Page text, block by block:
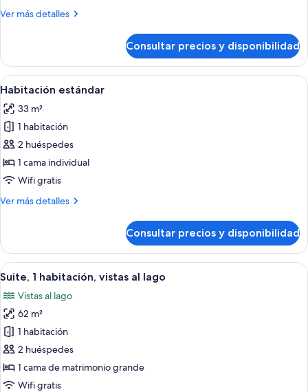
camas
Ver más detalles
Más
estándar,
camas
matrimonio
Consultar precios y disponibilidad
Abrir
todas
las
fotos
de
Habitación
estándar
Habitación de hotel con cama,
5
Habitación estándar
33 m²
1 habitación
2 huéspedes
1 cama individual
Wifi gratis
Ver más detalles
Más
estándar
Consultar precios y disponibilidad
Abrir
todas
las
fotos
de
Suite,
1
habitación,
Habitación de hotel con una cama
7
Suite, 1 habitación, vistas al lago
Vistas al lago
62 m²
1 habitación
2 huéspedes
1 cama de matrimonio grande
Wifi gratis